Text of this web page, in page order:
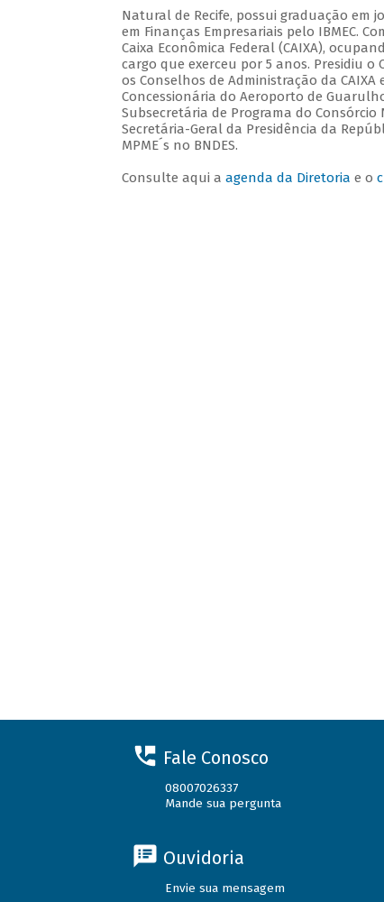
Natural de Recife, possui graduação em
em Finanças Empresariais pelo IBMEC.
Caixa Econômica Federal (CAIXA),
cargo que exerceu por 5 anos. Presidiu o
os Conselhos de Administração da
Concessionária do Aeroporto de
Subsecretária de Programa do
Secretária-Geral da Presidência da
MPME´s no BNDES.
Consulte aqui a agenda da Diretoria e o
Fale Conosco
08007026337
Mande sua pergunta
Ouvidoria
Envie sua mensagem